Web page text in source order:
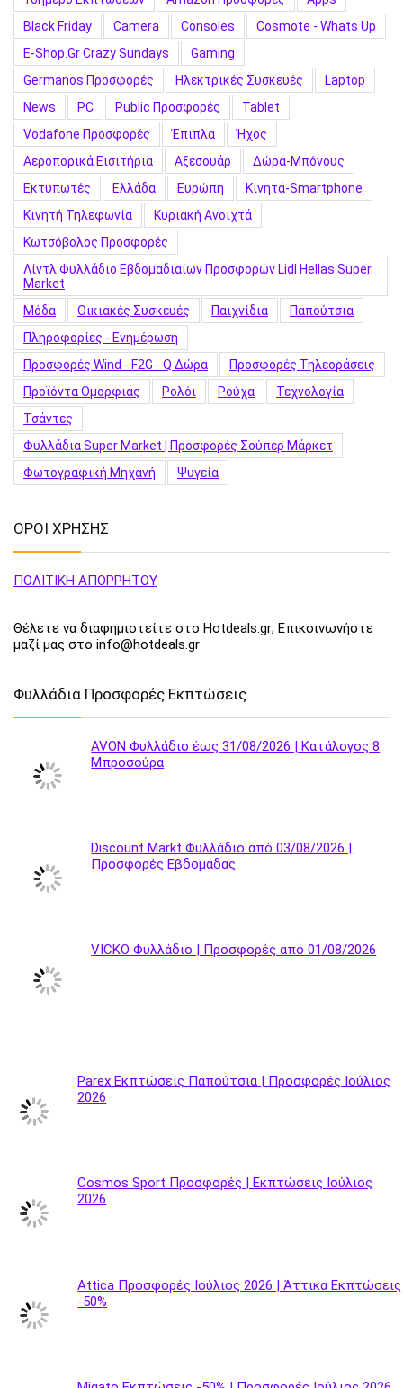
Black Friday
Camera Consoles
Cosmote - Whats Up
E-Shop.gr Crazy Sundays
Gaming
Germanos Προσφορές
Hλεκτρικές Συσκευές
Laptop
News
PC Public Προσφορές
Tablet
Vodafone Προσφορές
Έπιπλα
Ήχος
Αεροπορικά Εισιτήρια
Αξεσουάρ
Δώρα-Μπόνους
Εκτυπωτές
Ελλάδα Ευρώπη
Κινητά-Smartphone
Κινητή Τηλεφωνία
Κυριακή Ανοιχτά
Κωτσόβολος Προσφορές
Λίντλ Φυλλάδιο Εβδομαδιαίων Προσφορών Lidl Hellas Super
Market
Μόδα
Οικιακές Συσκευές Παιχνίδια
Παπούτσια
Πληροφορίες - Ενημέρωση
Προσφορές Wind - F2G - Q Δώρα
Προσφορές Τηλεοράσεις
Προϊόντα Ομορφιάς
Ρολόι Ρούχα
Τεχνολογία
Τσάντες
Φυλλάδια Super Market | Προσφορές Σούπερ Μάρκετ
Φωτογραφική Μηχανή
Ψυγεία
ΟΡΟΙ ΧΡΗΣΗΣ
ΠΟΛΙΤΙΚΗ ΑΠΟΡΡΗΤΟΥ
Θέλετε να διαφημιστείτε στο Hotdeals.gr; Επικοινωνήστε
μαζί μας στο info@hotdeals.gr
Φυλλάδια Προσφορές Εκπτώσεις
AVON Φυλλάδιο έως 31/08/2026 | Κατάλογος 8
Μπροσούρα
Discount Markt Φυλλάδιο από 03/08/2026 |
Προσφορές Εβδομάδας
VICKO Φυλλάδιο | Προσφορές από 01/08/2026
Parex Εκπτώσεις Παπούτσια | Προσφορές Ιούλιος
2026
Cosmos Sport Προσφορές | Εκπτώσεις Ιούλιος
2026
Attica Προσφορές Ιούλιος 2026 | Άττικα Εκπτώσεις
-50%